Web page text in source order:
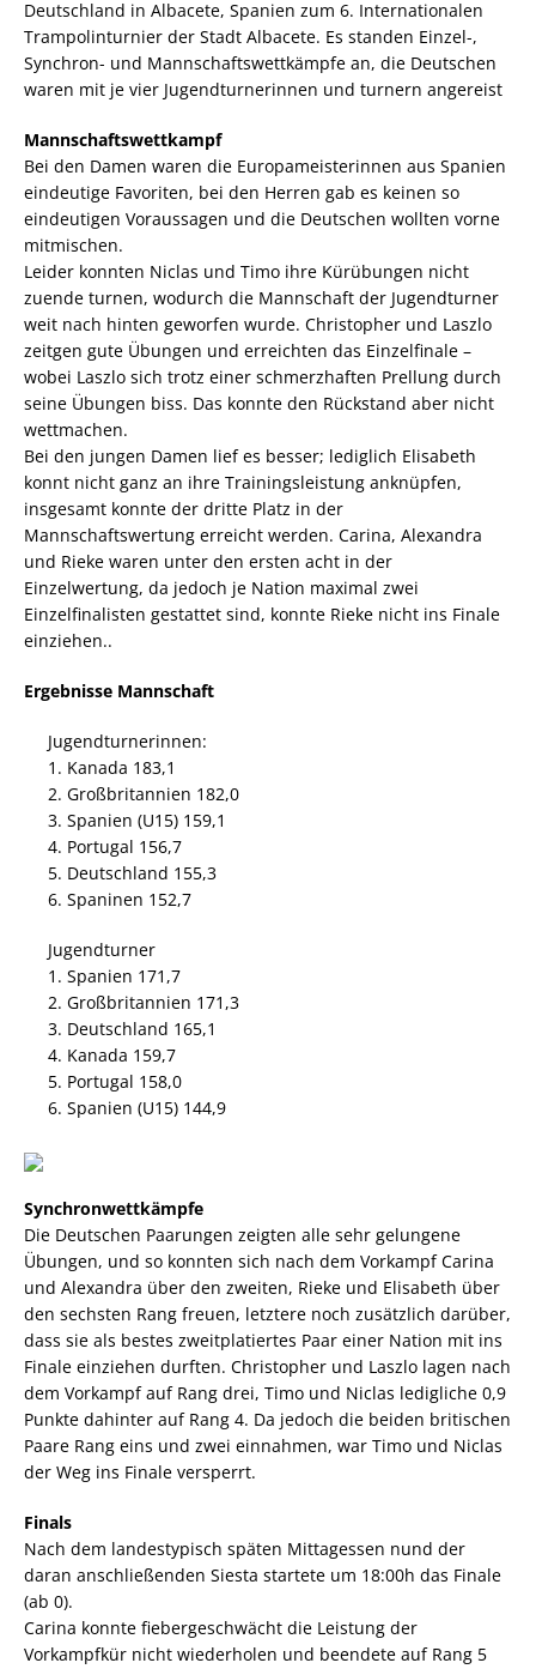
Deutschland in Albacete, Spanien zum 6. Internationalen
Trampolinturnier der Stadt Albacete. Es standen Einzel-,
Synchron- und Mannschaftswettkämpfe an, die Deutschen
waren mit je vier Jugendturnerinnen und turnern angereist
Mannschaftswettkampf
Bei den Damen waren die Europameisterinnen aus Spanien
eindeutige Favoriten, bei den Herren gab es keinen so
eindeutigen Voraussagen und die Deutschen wollten vorne
mitmischen.
Leider konnten Niclas und Timo ihre Kürübungen nicht
zuende turnen, wodurch die Mannschaft der Jugendturner
weit nach hinten geworfen wurde. Christopher und Laszlo
zeitgen gute Übungen und erreichten das Einzelfinale –
wobei Laszlo sich trotz einer schmerzhaften Prellung durch
seine Übungen biss. Das konnte den Rückstand aber nicht
wettmachen.
Bei den jungen Damen lief es besser; lediglich Elisabeth
konnt nicht ganz an ihre Trainingsleistung anknüpfen,
insgesamt konnte der dritte Platz in der
Mannschaftswertung erreicht werden. Carina, Alexandra
und Rieke waren unter den ersten acht in der
Einzelwertung, da jedoch je Nation maximal zwei
Einzelfinalisten gestattet sind, konnte Rieke nicht ins Finale
einziehen..
Ergebnisse Mannschaft
Jugendturnerinnen:
1. Kanada 183,1
2. Großbritannien 182,0
3. Spanien (U15) 159,1
4. Portugal 156,7
5. Deutschland 155,3
6. Spaninen 152,7
Jugendturner
1. Spanien 171,7
2. Großbritannien 171,3
3. Deutschland 165,1
4. Kanada 159,7
5. Portugal 158,0
6. Spanien (U15) 144,9
Synchronwettkämpfe
Die Deutschen Paarungen zeigten alle sehr gelungene
Übungen, und so konnten sich nach dem Vorkampf Carina
und Alexandra über den zweiten, Rieke und Elisabeth über
den sechsten Rang freuen, letztere noch zusätzlich darüber,
dass sie als bestes zweitplatiertes Paar einer Nation mit ins
Finale einziehen durften. Christopher und Laszlo lagen nach
dem Vorkampf auf Rang drei, Timo und Niclas ledigliche 0,9
Punkte dahinter auf Rang 4. Da jedoch die beiden britischen
Paare Rang eins und zwei einnahmen, war Timo und Niclas
der Weg ins Finale versperrt.
Finals
Nach dem landestypisch späten Mittagessen nund der
daran anschließenden Siesta startete um 18:00h das Finale
(ab 0).
Carina konnte fiebergeschwächt die Leistung der
Vorkampfkür nicht wiederholen und beendete auf Rang 5